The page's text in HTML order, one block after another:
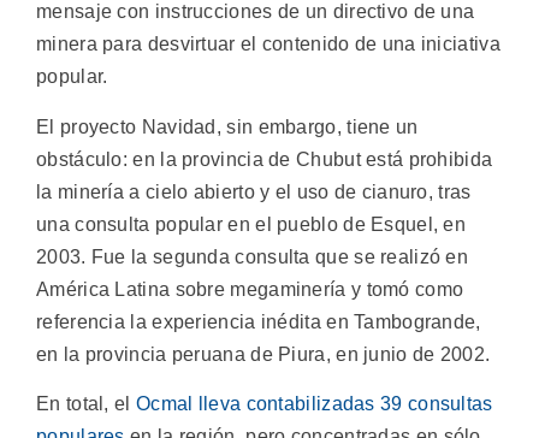
mensaje con instrucciones de un directivo de una
minera para desvirtuar el contenido de una iniciativa
popular.
El proyecto Navidad, sin embargo, tiene un
obstáculo: en la provincia de Chubut está prohibida
la minería a cielo abierto y el uso de cianuro, tras
una consulta popular en el pueblo de Esquel, en
2003. Fue la segunda consulta que se realizó en
América Latina sobre megaminería y tomó como
referencia la experiencia inédita en Tambogrande,
en la provincia peruana de Piura, en junio de 2002.
En total, el Ocmal lleva contabilizadas 39 consultas